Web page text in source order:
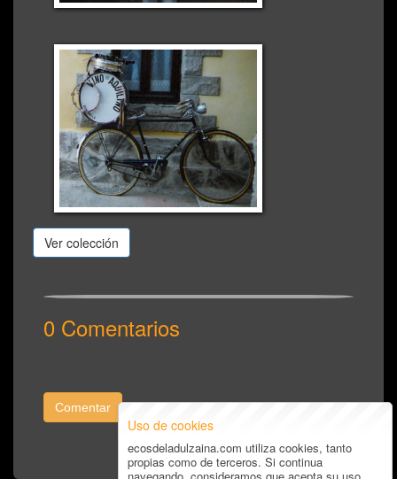
Ver colección
0 Comentarios
Comentar
Uso de cookies
ecosdeladulzaina.com utiliza cookies, tanto
propias como de terceros. Si continua